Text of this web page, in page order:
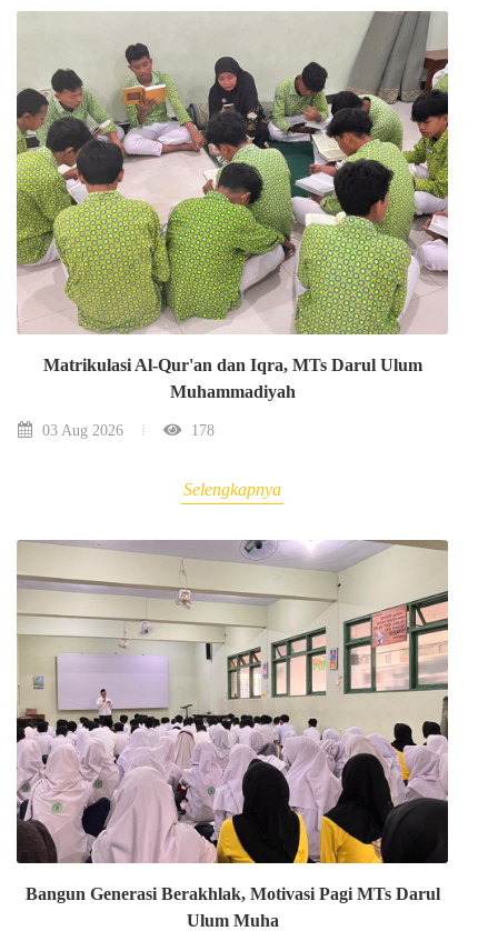
Matrikulasi Al-Qur'an dan Iqra, MTs Darul Ulum
Muhammadiyah
03 Aug 2026 178
Selengkapnya
Bangun Generasi Berakhlak, Motivasi Pagi MTs Darul
Ulum Muha